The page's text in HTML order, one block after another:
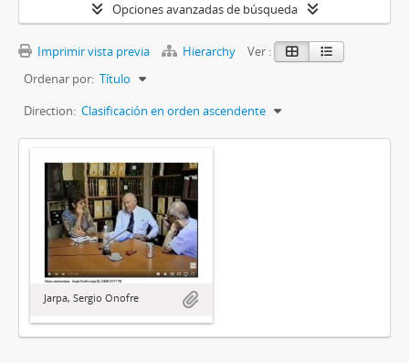
Opciones avanzadas de búsqueda
Imprimir vista previa Hierarchy
Ver :
Ordenar por: Título
Direction: Clasificación en orden ascendente
Jarpa, Sergio Onofre